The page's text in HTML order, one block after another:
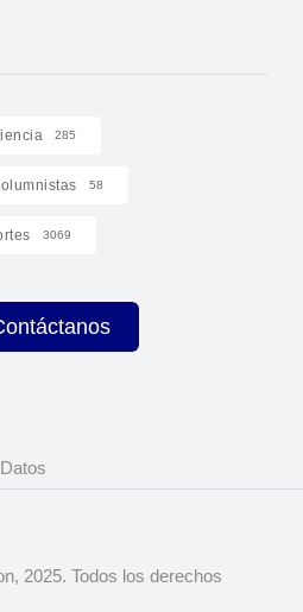
285
58
3069
2025. Todos los derechos